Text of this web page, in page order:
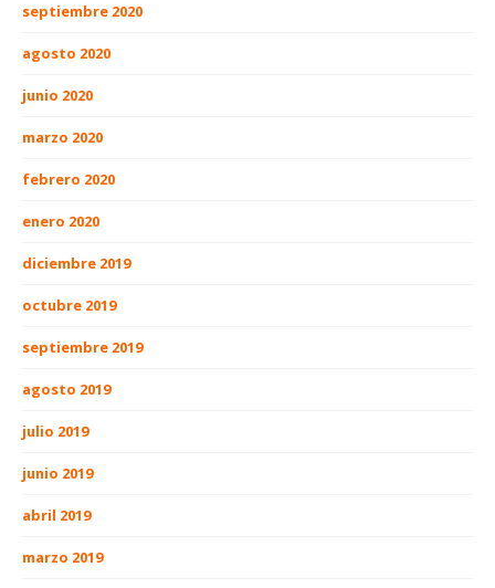
septiembre 2020
agosto 2020
junio 2020
marzo 2020
febrero 2020
enero 2020
diciembre 2019
octubre 2019
septiembre 2019
agosto 2019
julio 2019
junio 2019
abril 2019
marzo 2019